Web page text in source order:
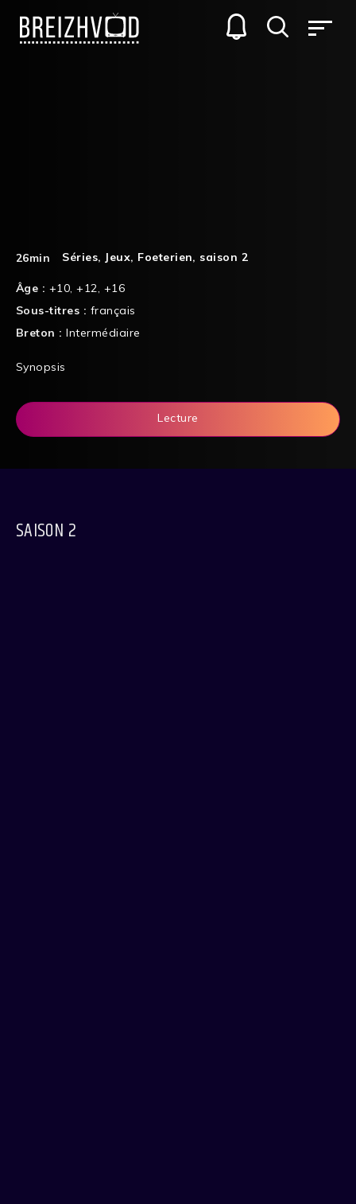
26min Séries, Jeux, Foeterien, saison 2
Âge : +10,+12, +16
Sous-titres : français
Breton :Intermédiaire
Synopsis
Lecture
SAISON 2